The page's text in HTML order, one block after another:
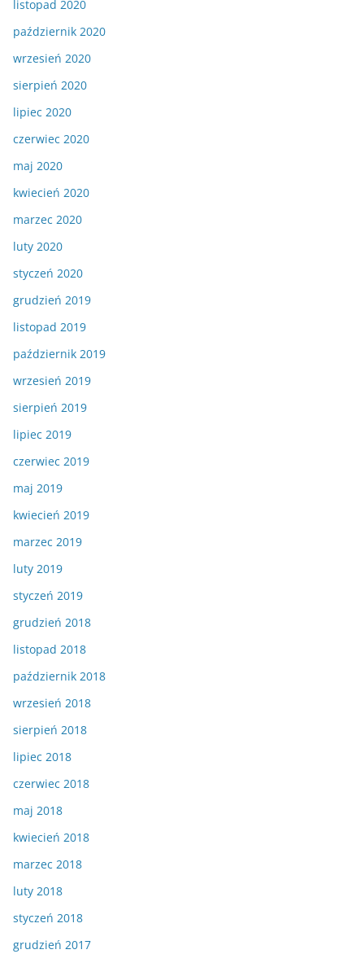
listopad 2020
październik 2020
wrzesień 2020
sierpień 2020
lipiec 2020
czerwiec 2020
maj 2020
kwiecień 2020
marzec 2020
luty 2020
styczeń 2020
grudzień 2019
listopad 2019
październik 2019
wrzesień 2019
sierpień 2019
lipiec 2019
czerwiec 2019
maj 2019
kwiecień 2019
marzec 2019
luty 2019
styczeń 2019
grudzień 2018
listopad 2018
październik 2018
wrzesień 2018
sierpień 2018
lipiec 2018
czerwiec 2018
maj 2018
kwiecień 2018
marzec 2018
luty 2018
styczeń 2018
grudzień 2017